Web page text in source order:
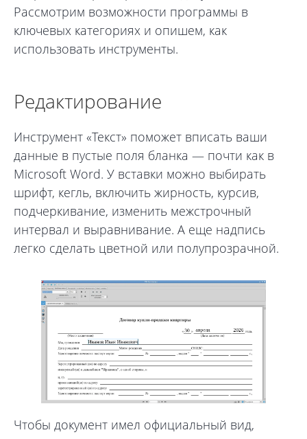
Рассмотрим возможности программы в
ключевых категориях и опишем, как
использовать инструменты.
Редактирование
Инструмент «Текст» поможет вписать ваши
данные в пустые поля бланка — почти как в
Microsoft Word. У вставки можно выбирать
шрифт, кегль, включить жирность, курсив,
подчеркивание, изменить межстрочный
интервал и выравнивание. А еще надпись
легко сделать цветной или полупрозрачной.
Чтобы документ имел официальный вид,